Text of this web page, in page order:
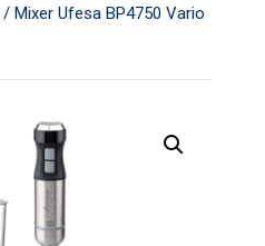
/ Mixer Ufesa BP4750 Vario